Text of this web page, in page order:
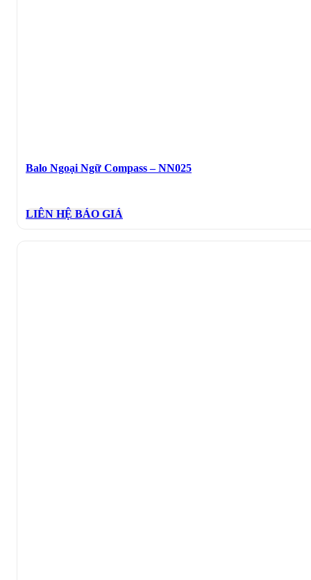
Balo Ngoại Ngữ Compass – NN025
LIÊN HỆ BÁO GIÁ